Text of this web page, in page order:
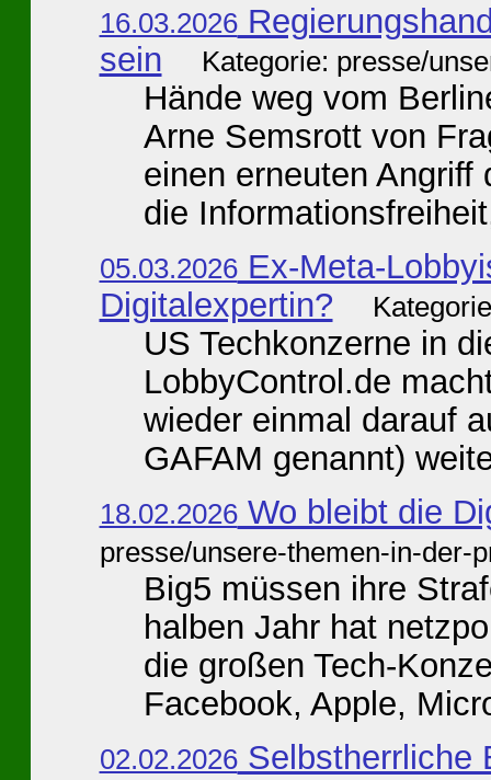
16.03.2026
sein
Kategorie: presse/
Hände weg vom
Arne Semsrott von
einen erneuten
die
05.03.2026Ex-Meta-
Digitalexpertin?
US Techkonzerne in
LobbyControl.de
wieder einmal darauf
GAFAM genannt)
18.02.2026Wo bleibt die
presse/unsere-themen-in-der-
Big5 müssen ihre
halben Jahr hat
die großen Tech-
Facebook, Apple,
02.02.2026Selbstherrliche